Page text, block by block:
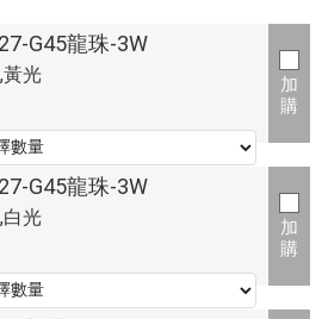
G45龍珠-3W
光
加
購
G45龍珠-3W
光
加
購